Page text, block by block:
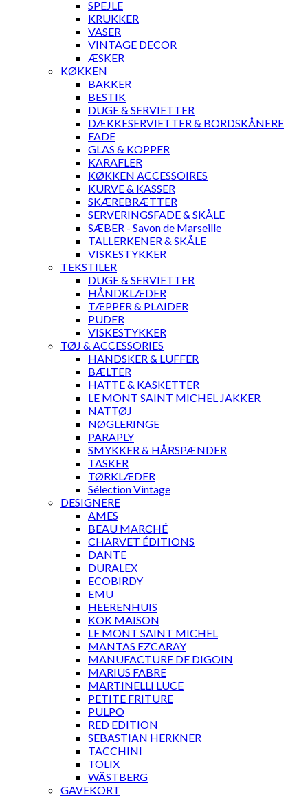
SPEJLE
KRUKKER
VASER
VINTAGE DECOR
ÆSKER
KØKKEN
BAKKER
BESTIK
DUGE & SERVIETTER
DÆKKESERVIETTER & BORDSKÅNERE
FADE
GLAS & KOPPER
KARAFLER
KØKKEN ACCESSOIRES
KURVE & KASSER
SKÆREBRÆTTER
SERVERINGSFADE & SKÅLE
SÆBER - Savon de Marseille
TALLERKENER & SKÅLE
VISKESTYKKER
TEKSTILER
DUGE & SERVIETTER
HÅNDKLÆDER
TÆPPER & PLAIDER
PUDER
VISKESTYKKER
TØJ & ACCESSORIES
HANDSKER & LUFFER
BÆLTER
HATTE & KASKETTER
LE MONT SAINT MICHEL JAKKER
NATTØJ
NØGLERINGE
PARAPLY
SMYKKER & HÅRSPÆNDER
TASKER
TØRKLÆDER
Sélection Vintage
DESIGNERE
AMES
BEAU MARCHÉ
CHARVET ÉDITIONS
DANTE
DURALEX
ECOBIRDY
EMU
HEERENHUIS
KOK MAISON
LE MONT SAINT MICHEL
MANTAS EZCARAY
MANUFACTURE DE DIGOIN
MARIUS FABRE
MARTINELLI LUCE
PETITE FRITURE
PULPO
RED EDITION
SEBASTIAN HERKNER
TACCHINI
TOLIX
WÄSTBERG
GAVEKORT